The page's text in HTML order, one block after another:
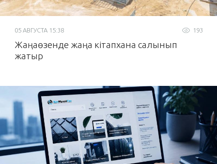
193
05 АВГУСТА 15:38
Жаңаөзенде жаңа кітапхана салынып
жатыр